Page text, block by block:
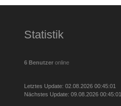
Statistik
6 Benutzer online
Letztes Update: 02.08.2026 00:45:01
Nächstes Update: 09.08.2026 00:45:01